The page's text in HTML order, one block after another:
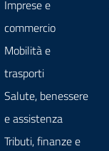
Imprese e
commercio
Mobilità e
trasporti
Salute, benessere
e assistenza
Tributi, finanze e